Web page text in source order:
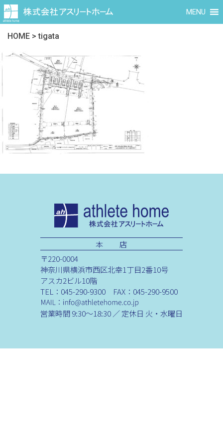
MENU
HOME >tigata
本 店
〒220-0004
神奈川県横浜市西区北幸1丁目2番10号
アスカ2ビル10階
TEL：045-290-9300 FAX：045-290-9500
営業時間 9:30～18:30 ／ 定休日 火・水曜日